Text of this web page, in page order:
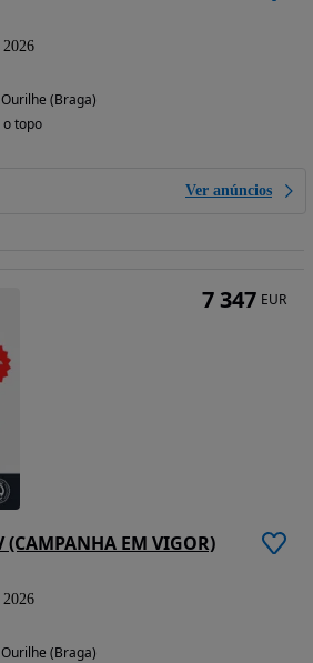
2026
(Braga)
o topo
Ver anúncios
(CAMPANHA EM VIGOR)
2026
(Braga)
7 347 EUR